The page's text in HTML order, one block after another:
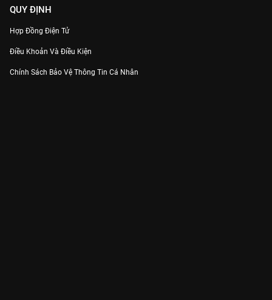
QUY ĐỊNH
Hợp Đồng Điện Tử
Điều Khoản Và Điều Kiện
Chính Sách Bảo Vệ Thông Tin Cá Nhân